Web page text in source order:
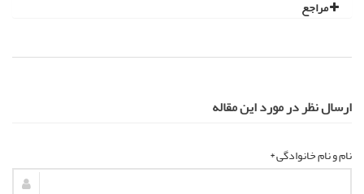
مراجع
ارسال نظر در مورد این مقاله
نام و نام خانوادگی *